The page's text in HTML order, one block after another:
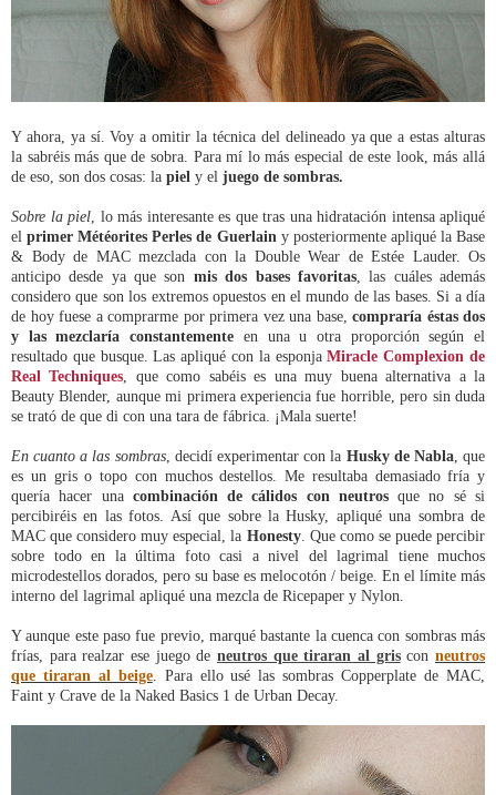
Y ahora, ya sí. Voy a omitir la técnica del delineado ya que a estas alturas
la sabréis más que de sobra. Para mí lo más especial de este look, más allá
de eso, son dos cosas: la piel y el juego de sombras.
Sobre la piel, lo más interesante es que tras una hidratación intensa apliqué
elprimer Météorites Perles de Guerlainy posteriormente apliqué la Base
& Body de MAC mezclada con la Double Wear de Estée Lauder. Os
anticipo desde ya que son mis dos bases favoritas, las cuáles además
considero que son los extremos opuestos en el mundo de las bases. Si a día
de hoy fuese a comprarme por primera vez una base, compraría éstas dos
y las mezclaría constantemente en una u otra proporción según el
resultado que busque. Las apliqué con la esponjaMiracle Complexion de
Real Techniques, que como sabéis es una muy buena alternativa a la
Beauty Blender, aunque mi primera experiencia fue horrible, pero sin duda
se trató de que di con una tara de fábrica. ¡Mala suerte!
En cuanto a las sombras, decidí experimentar con la Husky de Nabla, que
es un gris o topo con muchos destellos. Me resultaba demasiado fría y
quería hacer una combinación de cálidos con neutrosque no sé si
percibiréis en las fotos. Así que sobre la Husky, apliqué una sombra de
MAC que considero muy especial, la Honesty. Que como se puede percibir
sobre todo en la última foto casi a nivel del lagrimal tiene muchos
microdestellos dorados, pero su base es melocotón / beige. En el límite más
interno del lagrimal apliqué una mezcla de Ricepaper y Nylon.
Y aunque este paso fue previo, marqué bastante la cuenca con sombras más
frías, para realzar ese juego de neutros que tiraran al grisconneutros
que tiraran al beige. Para ello usé las sombras Copperplate de MAC,
Faint y Crave de la Naked Basics 1 de Urban Decay.